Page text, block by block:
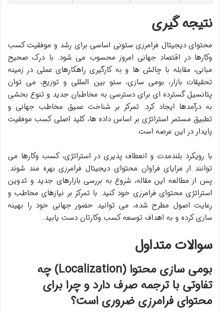
نتیجه گیری
محتوای دیجیتال فرامرزی ستونی اساسی برای رشد و موفقیت کسب
وکارها در اقتصاد جهانی امروز محسوب می شود. با درک صحیح
مبانی، مقابله با چالش ها و به کارگیری راهکارهای عملی در زمینه
تحقیقات بازار، بومی سازی، سئو بین المللی و توزیع، می توان
پتانسیل گسترده ای برای دسترسی به مخاطبان جدید و تنوع بخشی
به درآمدها ایجاد کرد. تمرکز بر شناخت عمیق مخاطب جهانی و
تطبیق مستمر استراتژی بر اساس داده ها، کلید اصلی کسب موفقیت
پایدار در این عرصه است.
با رویکرد بلندمدت و انعطاف پذیری در استراتژی، کسب وکارها می
توانند از مزایای فراوان محتوای دیجیتال فرامرزی بهره مند شوند.
پس از مطالعه این مقاله، شروع به بررسی بازارهای جدید و تدوین
استراتژی محتوای فرامرزی خود کنید. با تمرکز بر نیازهای مخاطب و
رعایت اصول مطرح شده، می توانید حضور جهانی خود را بهینه
سازی کرده و به اهداف توسعه کسب وکارتان دست یابید.
سوالات متداول
بومی سازی محتوا (Localization) چه
تفاوتی با ترجمه صرف دارد و چرا برای
محتوای فرامرزی ضروری است؟